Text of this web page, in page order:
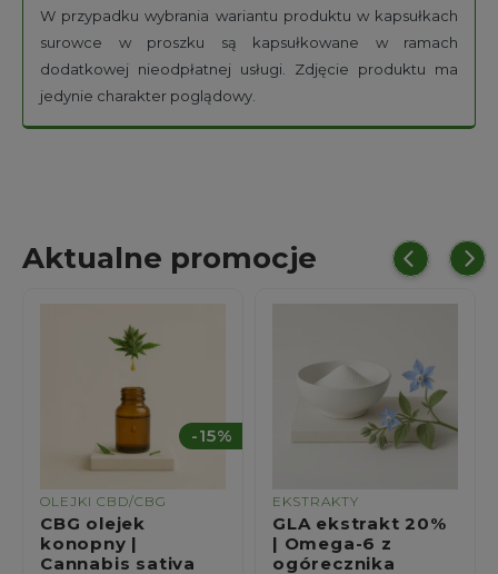
W przypadku wybrania wariantu produktu w kapsułkach
surowce w proszku są kapsułkowane w ramach
dodatkowej nieodpłatnej usługi. Zdjęcie produktu ma
jedynie charakter poglądowy.
Aktualne promocje
OLEJKI CBD/CBG
CBG olejek
konopny |
Cannabis sativa
-15%
EKSTRAKTY
GLA ekstrakt 20%
| Omega-6 z
ogórecznika